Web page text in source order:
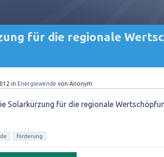
für die regionale
in Energiewende von Anonym
Solarkürzung für die regionale
förderung